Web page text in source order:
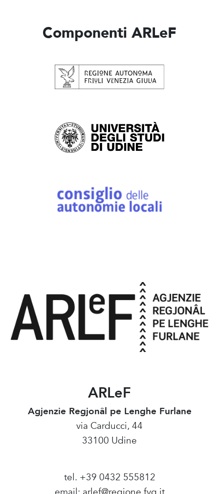
Componenti ARLeF
ARLeF
Agjenzie Regjonâl pe Lenghe Furlane
via Carducci, 44
33100 Udine
tel. +39 0432 555812